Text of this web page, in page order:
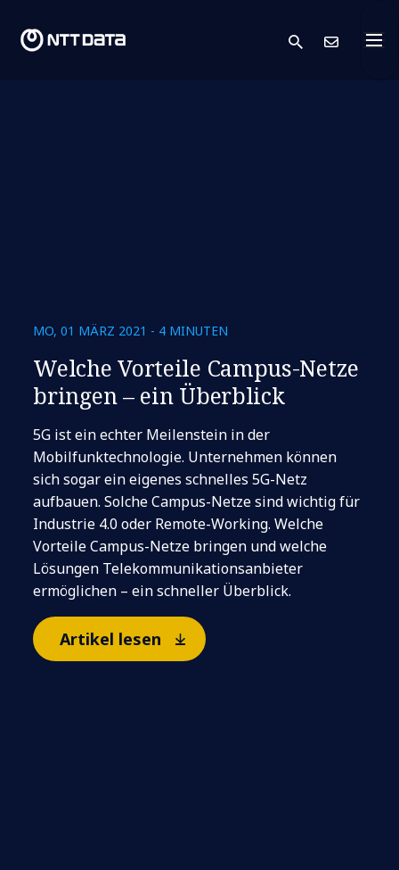
search
MO, 01 MÄRZ 2021 - 4 MINUTEN
Welche Vorteile Campus-Netze
bringen – ein Überblick
5G ist ein echter Meilenstein in der
Mobilfunktechnologie. Unternehmen können
sich sogar ein eigenes schnelles 5G-Netz
aufbauen. Solche Campus-Netze sind wichtig für
Industrie 4.0 oder Remote-Working. Welche
Vorteile Campus-Netze bringen und welche
Lösungen Telekommunikationsanbieter
ermöglichen – ein schneller Überblick.
Artikel lesen